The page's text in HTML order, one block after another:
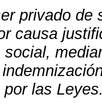
privado de
causa
las